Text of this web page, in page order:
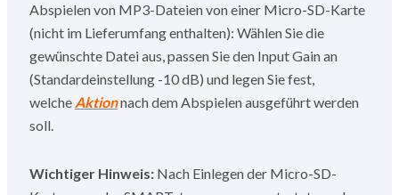
Abspielen von MP3-Dateien von einer Micro-SD-Karte
(nicht im Lieferumfang enthalten): Wählen Sie die
gewünschte Datei aus, passen Sie den Input Gain an
(Standardeinstellung -10 dB) und legen Sie fest,
welche Aktionnach dem Abspielen ausgeführt werden
soll.
Wichtiger Hinweis: Nach Einlegen der Micro-SD-